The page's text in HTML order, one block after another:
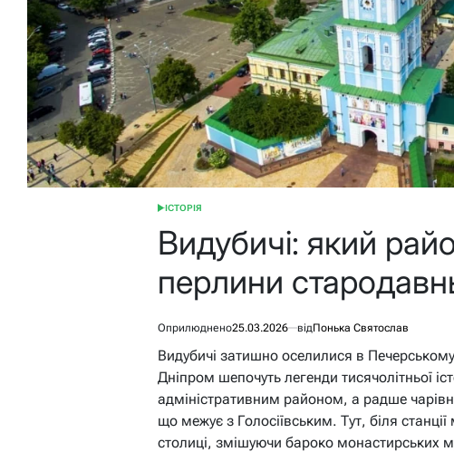
ОПУБЛІКУВАТИ
ІСТОРІЯ
Видубичі: який
перлини
Оприлюднено25.03.2026 відПонька Святослав
Видубичі затишно оселилися в
Дніпром шепочуть легенди тисячолітньої
адміністративним районом, а радше
що межує з Голосіївським. Тут, біля
столиці, змішуючи бароко монастирських